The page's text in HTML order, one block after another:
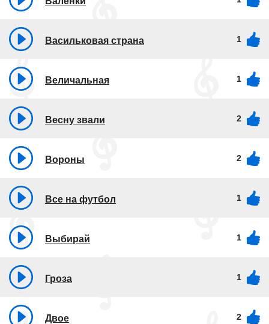
Васильковая страна 1
Величальная 1
Весну звали 2
Вороны 2
Все на футбол 1
Выбирай 1
Гроза 1
Двое 2